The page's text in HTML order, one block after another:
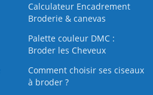
Calculateur Encadrement
Broderie & canevas
Palette couleur DMC :
Broder les Cheveux
Comment choisir ses ciseaux
à broder ?